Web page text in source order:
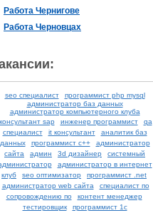
Работа Чернигове
Работа Черновцах
seo специалист
программист php mysql
администратор баз данных
администратор компьютерного клуба
консультант sap
инженер программист
qa
специалист
it консультант
аналитик баз
данных
программист с++
администратор
сайта
админ 3d дизайнер
системный
администратор в интернет
клуб
seo оптимизатор
программист .net
администратор web сайта
специалист по
сопровождению по
контент менеджер
тестировщик
программист 1с